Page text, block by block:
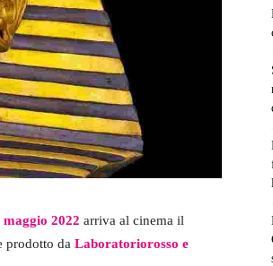
maggio 2022 arriva al cinema il
prodotto da Laboratoriorosso e